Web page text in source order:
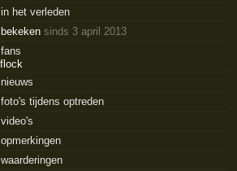
in het verleden
bekekensinds 3 april 2013
fans
nieuws
foto's tijdens optreden
video's
opmerkingen
waarderingen